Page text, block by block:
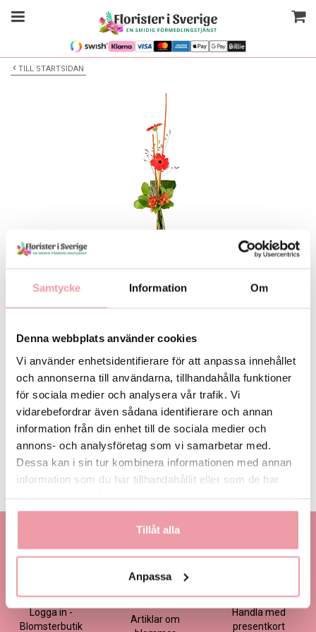
Samtycke Information Om
Denna webbplats använder cookies
Vi använder enhetsidentifierare för att anpassa innehållet
och annonserna till användarna, tillhandahålla funktioner
för sociala medier och analysera vår trafik. Vi
vidarebefordrar även sådana identifierare och annan
information från din enhet till de sociala medier och
annons- och analysföretag som vi samarbetar med.
Dessa kan i sin tur kombinera informationen med annan
information som du har tillhandahållit eller som de har
Tillåt alla
Anpassa
TILL STARTSIDAN
Nivåbukett
315 kr
LÄGG I VARUKORGEN
Produktinformation Läs mer
Kontakta kundtjänst
Logga in -
Blomsterbutik
Information
Om oss
Om cookies
Frågor & Svar
Artiklar om
Så här beställer du
Handla med
presentkort